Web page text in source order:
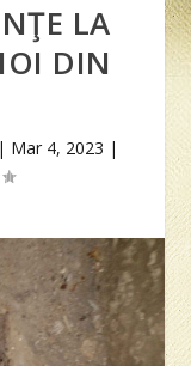
LA
DIN
| Mar 4, 2023 |